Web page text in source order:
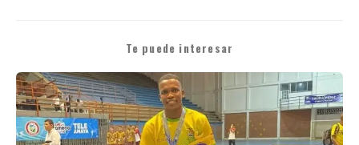
Te puede interesar